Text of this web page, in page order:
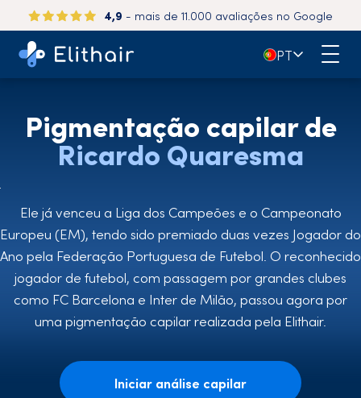
150.000+pacientes satisfeitos em todo o mundo
🇵🇹PT
Pigmentação capilar de
Ricardo Quaresma
Ele já venceu a Liga dos Campeões e o Campeonato
Europeu (EM), tendo sido premiado duas vezes Jogador do
Ano pela Federação Portuguesa de Futebol. O reconhecido
jogador de futebol, com passagem por grandes clubes
como FC Barcelona e Inter de Milão, passou agora por
uma pigmentação capilar realizada pela Elithair.
Iniciar análise capilar